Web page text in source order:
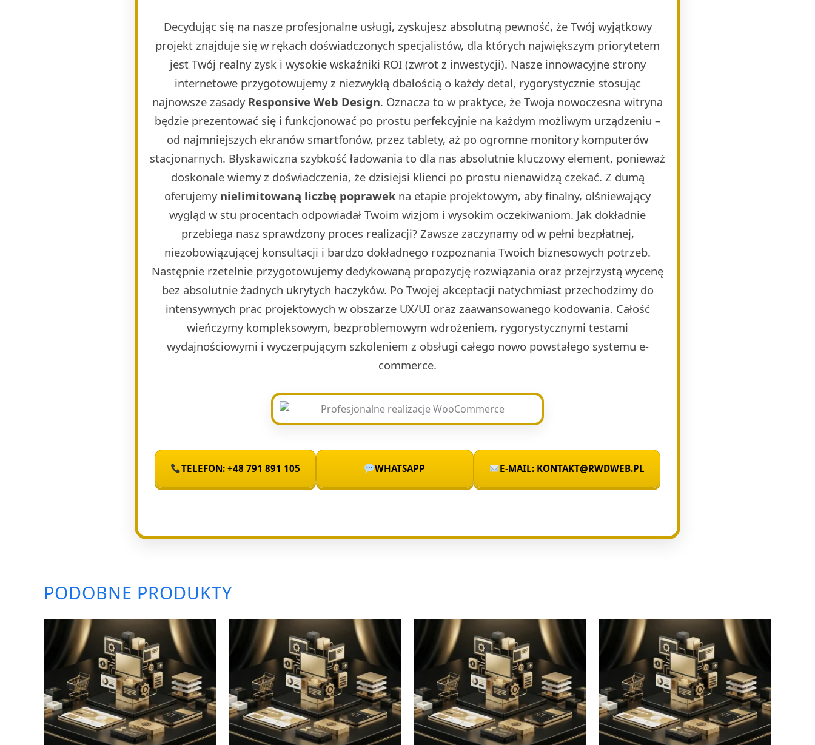
Decydując się na nasze profesjonalne usługi, zyskujesz absolutną pewność, że Twój wyjątkowy
projekt znajduje się w rękach doświadczonych specjalistów, dla których największym priorytetem
jest Twój realny zysk i wysokie wskaźniki ROI (zwrot z inwestycji). Nasze innowacyjne strony
internetowe przygotowujemy z niezwykłą dbałością o każdy detal, rygorystycznie stosując
najnowsze zasady Responsive Web Design. Oznacza to w praktyce, że Twoja nowoczesna witryna
będzie prezentować się i funkcjonować po prostu perfekcyjnie na każdym możliwym urządzeniu –
od najmniejszych ekranów smartfonów, przez tablety, aż po ogromne monitory komputerów
stacjonarnych. Błyskawiczna szybkość ładowania to dla nas absolutnie kluczowy element, ponieważ
doskonale wiemy z doświadczenia, że dzisiejsi klienci po prostu nienawidzą czekać. Z dumą
oferujemy nielimitowaną liczbę poprawek na etapie projektowym, aby finalny, olśniewający
wygląd w stu procentach odpowiadał Twoim wizjom i wysokim oczekiwaniom. Jak dokładnie
przebiega nasz sprawdzony proces realizacji? Zawsze zaczynamy od w pełni bezpłatnej,
niezobowiązującej konsultacji i bardzo dokładnego rozpoznania Twoich biznesowych potrzeb.
Następnie rzetelnie przygotowujemy dedykowaną propozycję rozwiązania oraz przejrzystą wycenę
bez absolutnie żadnych ukrytych haczyków. Po Twojej akceptacji natychmiast przechodzimy do
intensywnych prac projektowych w obszarze UX/UI oraz zaawansowanego kodowania. Całość
wieńczymy kompleksowym, bezproblemowym wdrożeniem, rygorystycznymi testami
wydajnościowymi i wyczerpującym szkoleniem z obsługi całego nowo powstałego systemu e-
commerce.
TELEFON: +48 791 891 105 WHATSAPP E-MAIL: KONTAKT@RWDWEB.PL
PODOBNE PRODUKTY